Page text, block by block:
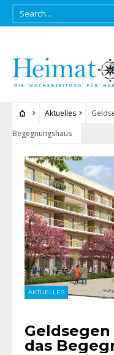
Aktuelles
Begegnungshaus
AKTUELLES
das